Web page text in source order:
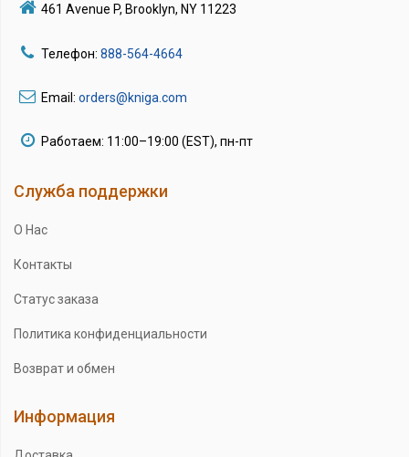
461 Avenue P, Brooklyn, NY 11223
Телефон: 888-564-4664
Email: orders@kniga.com
Работаем: 11:00–19:00 (EST), пн-пт
Служба поддержки
О Нас
Контакты
Статус заказа
Политика конфиденциальности
Возврат и обмен
Информация